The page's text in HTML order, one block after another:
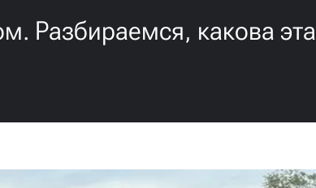
Разбираемся, какова эта